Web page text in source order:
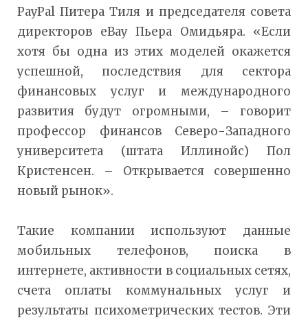
PayPal Питера Тиля и председателя совета
директоров eBay Пьера Омидьяра. «Если
хотя бы одна из этих моделей окажется
успешной, последствия для сектора
финансовых услуг и международного
развития будут огромными, – говорит
профессор финансов Северо-Западного
университета (штата Иллинойс) Пол
Кристенсен. – Открывается совершенно
новый рынок».
Такие компании используют данные
мобильных телефонов, поиска в
интернете, активности в социальных сетях,
счета оплаты коммунальных услуг и
результаты психометрических тестов. Эти